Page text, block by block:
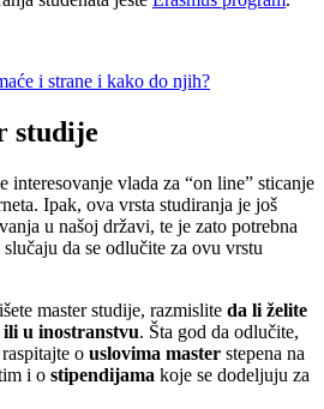
i strane i kako do njih?
studije
interesovanje vlada za “on line” sticanje
Ipak, ova vrsta studiranja je još
u našoj državi, te je zato potrebna
da se odlučite za ovu vrstu
master studije, razmislite da li želite
u inostranstvu. Šta god da odlučite,
o uslovima master stepena na
i o stipendijama koje se dodeljuju za